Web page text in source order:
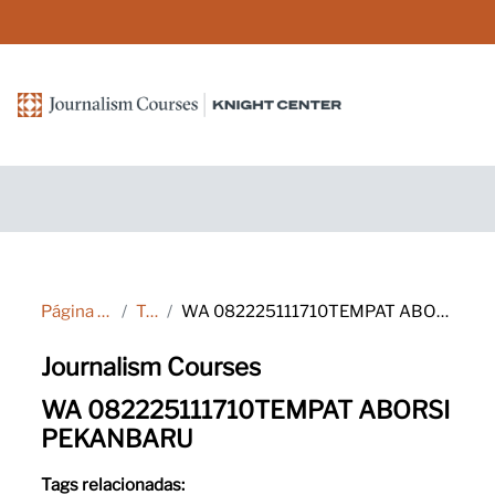
Página inicial Tags WA 082225111710TEMPAT ABORSI PEKANBARU
Journalism Courses
WA 082225111710TEMPAT ABORSI
PEKANBARU
Tags relacionadas: